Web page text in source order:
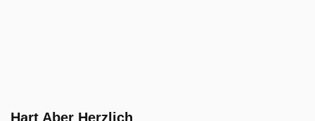
Hart Aber Herzlich